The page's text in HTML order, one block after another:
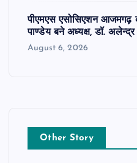
पीएमएस एसोसिएशन आजमगढ़
पाण्डेय बने अध्यक्ष, डॉ. अलेन्द्र
August 6, 2026
Other Story